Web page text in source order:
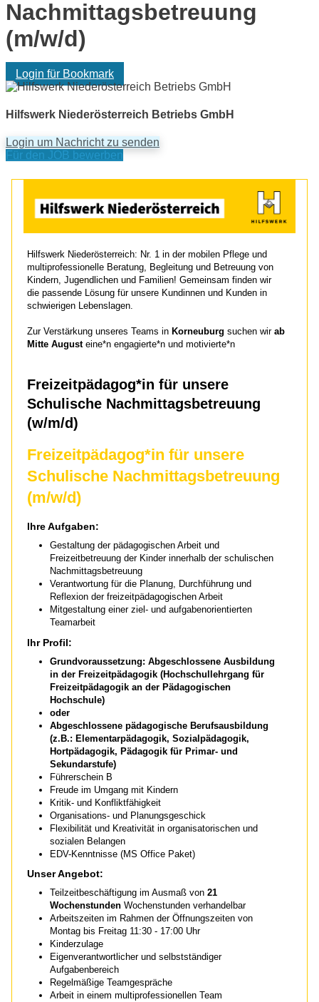
Nachmittagsbetreuung
(m/w/d)
Login für Bookmark
Hilfswerk Niederösterreich Betriebs GmbH
Login um Nachricht zu senden
Für den JOB bewerben